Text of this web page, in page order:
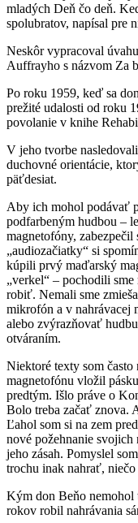
mladých Deň čo deň.
spolubratov, napísal pre
Neskôr vypracoval
Auffrayho s názvom Za
Po roku 1959, keď sa
prežité udalosti od roku
povolanie v knihe
V jeho tvorbe
duchovné orientácie,
päťdesiat.
Aby ich mohol podávať
podfarbeným hudbou –
magnetofóny,
„audiozačiatky“ si
kúpili prvý maďarský
„verkel“ – pochodili
robiť. Nemali sme
mikrofón a v nahrávacej
alebo zvýrazňovať
otváraním.
Niektoré texty som často
magnetofónu vložil
predtým. Išlo práve o
Bolo treba začať znova.
Ľahol som si na zem
nové požehnanie
jeho zásah. Pomyslel
trochu inak nahrať,
Kým don Beňo
rokov robil nahrávania